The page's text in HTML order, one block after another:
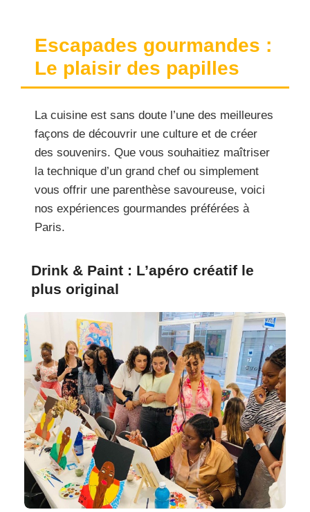
Escapades gourmandes :
Le plaisir des papilles
La cuisine est sans doute l’une des meilleures
façons de découvrir une culture et de créer
des souvenirs. Que vous souhaitiez maîtriser
la technique d’un grand chef ou simplement
vous offrir une parenthèse savoureuse, voici
nos expériences gourmandes préférées à
Paris.
Drink & Paint : L’apéro créatif le
plus original